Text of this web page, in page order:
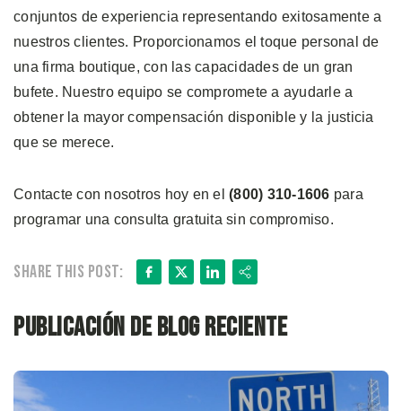
conjuntos de experiencia representando exitosamente a
nuestros clientes. Proporcionamos el toque personal de
una firma boutique, con las capacidades de un gran
bufete. Nuestro equipo se compromete a ayudarle a
obtener la mayor compensación disponible y la justicia
que se merece.
Contacte con nosotros hoy en el (800) 310-1606 para
programar una consulta gratuita sin compromiso.
Share this post: Facebook
X LinkedIn
Share
Publicación de blog reciente